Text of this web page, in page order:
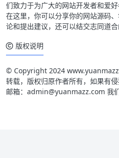
们致力于为广大的网站开发者和爱
在这里，你可以分享你的网站源码
论和提出建议，还可以结交志同道合
版权说明
© Copyright 2024
转载，版权归原作者所有，如果有
邮箱：admin@yuanmazz.com 我们